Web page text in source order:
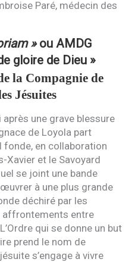
Paré, médecin des
»ouAMDG
gloire de Dieu »
la Compagnie de
Jésuites
une grave blessure
de Loyola part
fonde, en collaboration
Xavier et le Savoyard
se joint une bande
à une plus grande
déchiré par les
affrontements entre
qui se donne un but
prend le nom de
s’engage à vivre